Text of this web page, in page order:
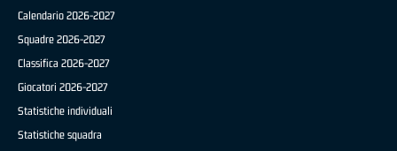
Calendario 2026-2027
Squadre 2026-2027
Classifica 2026-2027
Giocatori 2026-2027
Statistiche individuali
Statistiche squadra